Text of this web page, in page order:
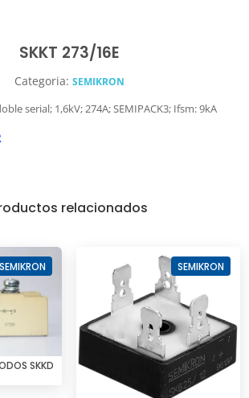
SKKT 273/16E
Categoria: SEMIKRON
serial; 1,6kV; 274A; SEMIPACK3; Ifsm: 9kA
relacionados
SEMIKRON
SKKD
SEMIKRON